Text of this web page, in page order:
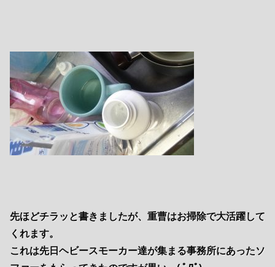
先ほどチラッと書きましたが、重曹はお掃除で大活躍して
くれます。
これは先日ヘビースモーカー達が集まる事務所にあったソ